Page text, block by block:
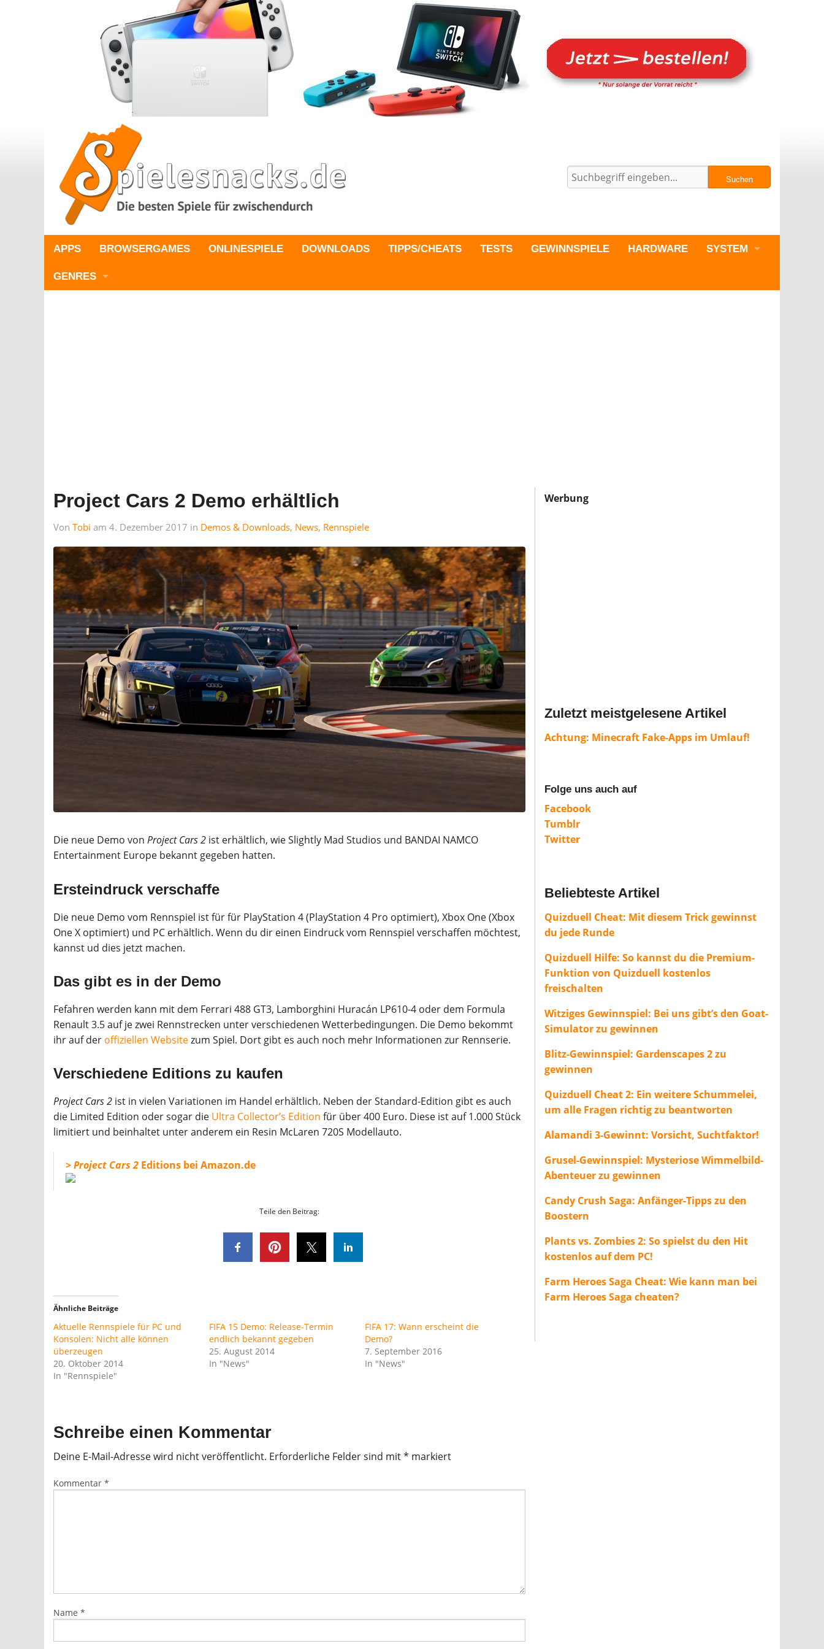
Suchen
APPS BROWSERGAMES ONLINESPIELE DOWNLOADS TIPPS/CHEATS TESTS GEWINNSPIELE HARDWARE SYSTEM
GENRES
Project Cars 2 Demo erhältlich
Von Tobi am 4. Dezember 2017 in Demos & Downloads, News, Rennspiele
Die neue Demo von Project Cars 2 ist erhältlich, wie Slightly Mad Studios und BANDAI NAMCO
Entertainment Europe bekannt gegeben hatten.
Ersteindruck verschaffe
Die neue Demo vom Rennspiel ist für für PlayStation 4 (PlayStation 4 Pro optimiert), Xbox One (Xbox
One X optimiert) und PC erhältlich. Wenn du dir einen Eindruck vom Rennspiel verschaffen möchtest,
kannst ud dies jetzt machen.
Das gibt es in der Demo
Fefahren werden kann mit dem Ferrari 488 GT3, Lamborghini Huracán LP610-4 oder dem Formula
Renault 3.5 auf je zwei Rennstrecken unter verschiedenen Wetterbedingungen. Die Demo bekommt
ihr auf der offiziellen Websitezum Spiel. Dort gibt es auch noch mehr Informationen zur Rennserie.
Verschiedene Editions zu kaufen
Project Cars 2 ist in vielen Variationen im Handel erhältlich. Neben der Standard-Edition gibt es auch
die Limited Edition oder sogar die Ultra Collector’s Edition für über 400 Euro. Diese ist auf 1.000 Stück
limitiert und beinhaltet unter anderem ein Resin McLaren 720S Modellauto.
>Project Cars 2 Editions bei Amazon.de
Teile den Beitrag:
Ähnliche Beiträge
Aktuelle Rennspiele für PC und
Konsolen: Nicht alle können
überzeugen
20. Oktober 2014
In "Rennspiele"
FIFA 15 Demo: Release-Termin
endlich bekannt gegeben
25. August 2014
In "News"
FIFA 17: Wann erscheint die
Demo?
7. September 2016
In "News"
Schreibe einen Kommentar
Deine E-Mail-Adresse wird nicht veröffentlicht. Erforderliche Felder sind mit* markiert
Kommentar *
Name *
Werbung
Zuletzt meistgelesene Artikel
Achtung: Minecraft Fake-Apps im Umlauf!
Folge uns auch auf
Facebook
Tumblr
Twitter
Beliebteste Artikel
Quizduell Cheat: Mit diesem Trick gewinnst
du jede Runde
Quizduell Hilfe: So kannst du die Premium-
Funktion von Quizduell kostenlos
freischalten
Witziges Gewinnspiel: Bei uns gibt’s den Goat-
Simulator zu gewinnen
Blitz-Gewinnspiel: Gardenscapes 2 zu
gewinnen
Quizduell Cheat 2: Ein weitere Schummelei,
um alle Fragen richtig zu beantworten
Alamandi 3-Gewinnt: Vorsicht, Suchtfaktor!
Grusel-Gewinnspiel: Mysteriose Wimmelbild-
Abenteuer zu gewinnen
Candy Crush Saga: Anfänger-Tipps zu den
Boostern
Plants vs. Zombies 2: So spielst du den Hit
kostenlos auf dem PC!
Farm Heroes Saga Cheat: Wie kann man bei
Farm Heroes Saga cheaten?